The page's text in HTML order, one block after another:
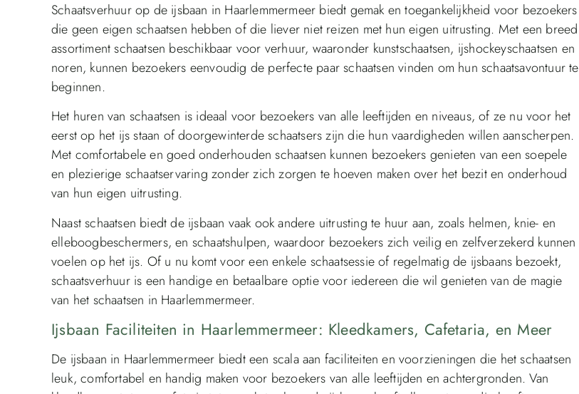
Schaatsverhuur op de ijsbaan in Haarlemmermeer biedt gemak en toegankelijkheid voor bezoekers
die geen eigen schaatsen hebben of die liever niet reizen met hun eigen uitrusting. Met een breed
assortiment schaatsen beschikbaar voor verhuur, waaronder kunstschaatsen, ijshockeyschaatsen en
noren, kunnen bezoekers eenvoudig de perfecte paar schaatsen vinden om hun schaatsavontuur te
beginnen.
Het huren van schaatsen is ideaal voor bezoekers van alle leeftijden en niveaus, of ze nu voor het
eerst op het ijs staan of doorgewinterde schaatsers zijn die hun vaardigheden willen aanscherpen.
Met comfortabele en goed onderhouden schaatsen kunnen bezoekers genieten van een soepele
en plezierige schaatservaring zonder zich zorgen te hoeven maken over het bezit en onderhoud
van hun eigen uitrusting.
Naast schaatsen biedt de ijsbaan vaak ook andere uitrusting te huur aan, zoals helmen, knie- en
elleboogbeschermers, en schaatshulpen, waardoor bezoekers zich veilig en zelfverzekerd kunnen
voelen op het ijs. Of u nu komt voor een enkele schaatsessie of regelmatig de ijsbaans bezoekt,
schaatsverhuur is een handige en betaalbare optie voor iedereen die wil genieten van de magie
van het schaatsen in Haarlemmermeer.
Ijsbaan Faciliteiten in Haarlemmermeer: Kleedkamers, Cafetaria, en Meer
De ijsbaan in Haarlemmermeer biedt een scala aan faciliteiten en voorzieningen die het schaatsen
leuk, comfortabel en handig maken voor bezoekers van alle leeftijden en achtergronden. Van